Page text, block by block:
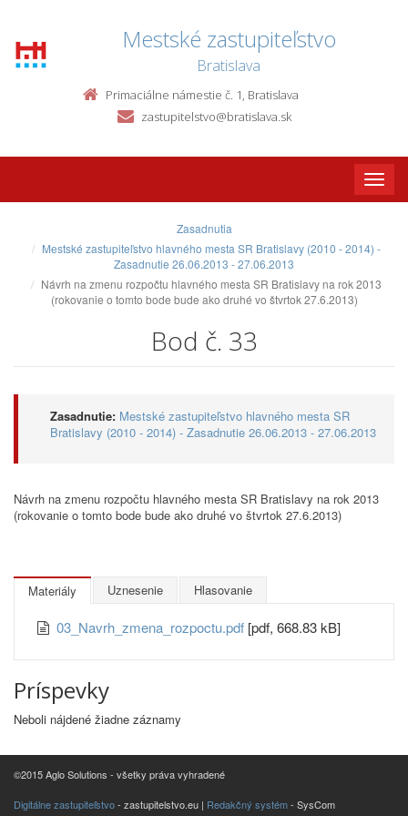
Mestské zastupiteľstvo
Bratislava
Primaciálne námestie č. 1, Bratislava
zastupitelstvo@bratislava.sk
Toggle
Zasadnutia
Mestské zastupiteľstvo hlavného mesta SR Bratislavy (2010 - 2014) -
Zasadnutie 26.06.2013 - 27.06.2013
Návrh na zmenu rozpočtu hlavného mesta SR Bratislavy na rok 2013
(rokovanie o tomto bode bude ako druhé vo štvrtok 27.6.2013)
Bod č. 33
Zasadnutie: Mestské zastupiteľstvo hlavného mesta SR
Bratislavy (2010 - 2014) - Zasadnutie 26.06.2013 - 27.06.2013
Návrh na zmenu rozpočtu hlavného mesta SR Bratislavy na rok 2013
(rokovanie o tomto bode bude ako druhé vo štvrtok 27.6.2013)
Materiály Uznesenie Hlasovanie
03_Navrh_zmena_rozpoctu.pdf [pdf, 668.83 kB]
Príspevky
Neboli nájdené žiadne záznamy
©2015 Aglo Solutions - všetky práva vyhradené
Digitálne zastupiteľstvo- zastupitelstvo.eu | Redakčný systém- SysCom